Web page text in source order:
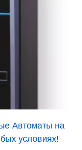
Автоматы на
условиях!